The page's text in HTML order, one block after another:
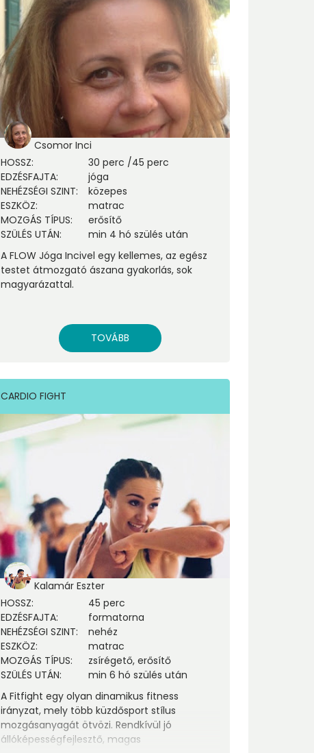
Csomor Inci
HOSSZ: 30 perc /45 perc
EDZÉSFAJTA:
jóga
NEHÉZSÉGI SZINT:
közepes
ESZKÖZ:
matrac
MOZGÁS TÍPUS:
erősítő
SZÜLÉS UTÁN:
min 4 hó szülés után
A FLOW Jóga Incivel egy kellemes, az egész
testet átmozgató ászana gyakorlás, sok
magyarázattal.
TOVÁBB
CARDIO FIGHT
Kalamár Eszter
HOSSZ:
45 perc
EDZÉSFAJTA:
formatorna
NEHÉZSÉGI SZINT:
nehéz
ESZKÖZ:
matrac
MOZGÁS TÍPUS:
zsírégető, erősítő
SZÜLÉS UTÁN:
min 6 hó szülés után
A Fitfight egy olyan dinamikus fitness
irányzat, mely több küzdősport stílus
mozgásanyagát ötvözi. Rendkívül jó
állóképességfejlesztő, magas